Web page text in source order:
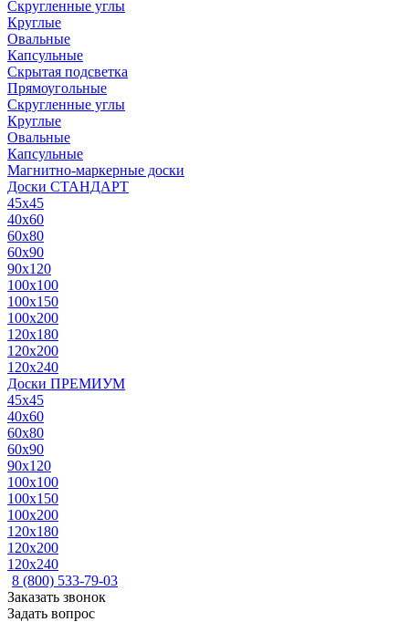
Скругленные углы
Круглые
Овальные
Капсульные
Скрытая подсветка
Прямоугольные
Скругленные углы
Круглые
Овальные
Капсульные
Магнитно-маркерные доски
Доски СТАНДАРТ
45x45
40x60
60x80
60x90
90x120
100x100
100x150
100x200
120x180
120x200
120x240
Доски ПРЕМИУМ
45x45
40x60
60x80
60x90
90x120
100x100
100x150
100x200
120x180
120x200
120x240
8 (800) 533-79-03
Заказать звонок
Задать вопрос